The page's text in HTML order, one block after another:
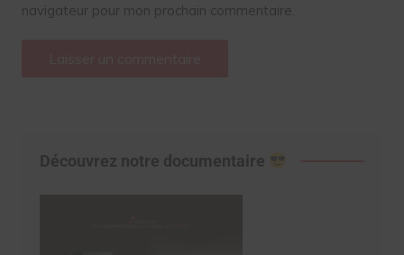
navigateur pour mon prochain commentaire.
Découvrez notre documentaire